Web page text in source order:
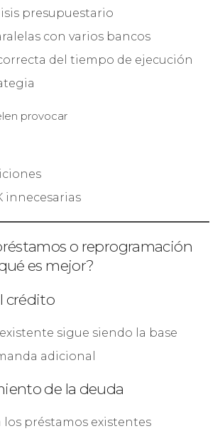
presupuestario
con varios bancos
del tiempo de ejecución
provocar
innecesarias
o reprogramación
es mejor?
crédito
sigue siendo la base
adicional
de la deuda
los préstamos existentes